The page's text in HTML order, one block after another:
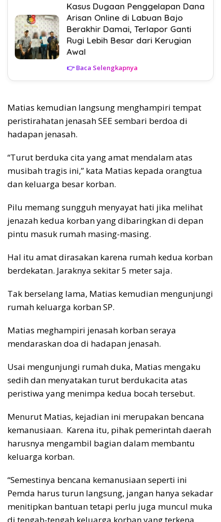
Kasus Dugaan Penggelapan Dana
Arisan Online di Labuan Bajo
Berakhir Damai, Terlapor Ganti
Rugi Lebih Besar dari Kerugian
Awal
👉 Baca Selengkapnya
Matias kemudian langsung menghampiri tempat
peristirahatan jenasah SEE sembari berdoa di
hadapan jenasah.
“Turut berduka cita yang amat mendalam atas
musibah tragis ini,” kata Matias kepada orangtua
dan keluarga besar korban.
Pilu memang sungguh menyayat hati jika melihat
jenazah kedua korban yang dibaringkan di depan
pintu masuk rumah masing-masing.
Hal itu amat dirasakan karena rumah kedua korban
berdekatan. Jaraknya sekitar 5 meter saja.
Tak berselang lama, Matias kemudian mengunjungi
rumah keluarga korban SP.
Matias meghampiri jenasah korban seraya
mendaraskan doa di hadapan jenasah.
Usai mengunjungi rumah duka, Matias mengaku
sedih dan menyatakan turut berdukacita atas
peristiwa yang menimpa kedua bocah tersebut.
Menurut Matias, kejadian ini merupakan bencana
kemanusiaan. Karena itu, pihak pemerintah daerah
harusnya mengambil bagian dalam membantu
keluarga korban.
“Semestinya bencana kemanusiaan seperti ini
Pemda harus turun langsung, jangan hanya sekadar
menitipkan bantuan tetapi perlu juga muncul muka
di tengah-tengah keluarga korban yang terkena